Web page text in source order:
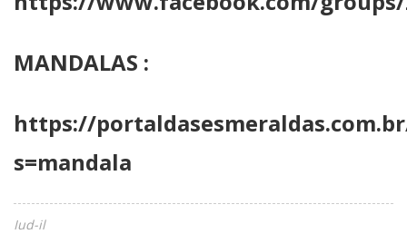
MANDALAS :
https://
s=mandala
Iud-il